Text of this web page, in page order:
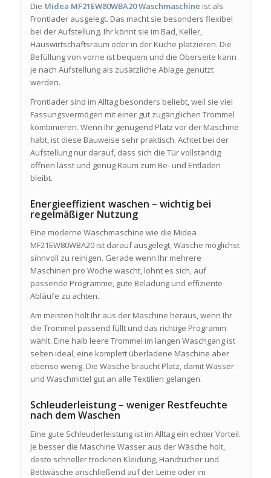
Die Midea MF21EW80WBA20 Waschmaschine ist als
Frontlader ausgelegt. Das macht sie besonders flexibel
bei der Aufstellung. Ihr könnt sie im Bad, Keller,
Hauswirtschaftsraum oder in der Küche platzieren. Die
Befüllung von vorne ist bequem und die Oberseite kann
je nach Aufstellung als zusätzliche Ablage genutzt
werden.
Frontlader sind im Alltag besonders beliebt, weil sie viel
Fassungsvermögen mit einer gut zugänglichen Trommel
kombinieren. Wenn Ihr genügend Platz vor der Maschine
habt, ist diese Bauweise sehr praktisch. Achtet bei der
Aufstellung nur darauf, dass sich die Tür vollständig
öffnen lässt und genug Raum zum Be- und Entladen
bleibt.
Energieeffizient waschen – wichtig bei
regelmäßiger Nutzung
Eine moderne Waschmaschine wie die Midea
MF21EW80WBA20 ist darauf ausgelegt, Wäsche möglichst
sinnvoll zu reinigen. Gerade wenn Ihr mehrere
Maschinen pro Woche wascht, lohnt es sich, auf
passende Programme, gute Beladung und effiziente
Abläufe zu achten.
Am meisten holt Ihr aus der Maschine heraus, wenn Ihr
die Trommel passend füllt und das richtige Programm
wählt. Eine halb leere Trommel im langen Waschgang ist
selten ideal, eine komplett überladene Maschine aber
ebenso wenig. Die Wäsche braucht Platz, damit Wasser
und Waschmittel gut an alle Textilien gelangen.
Schleuderleistung – weniger Restfeuchte
nach dem Waschen
Eine gute Schleuderleistung ist im Alltag ein echter Vorteil.
Je besser die Maschine Wasser aus der Wäsche holt,
desto schneller trocknen Kleidung, Handtücher und
Bettwäsche anschließend auf der Leine oder im